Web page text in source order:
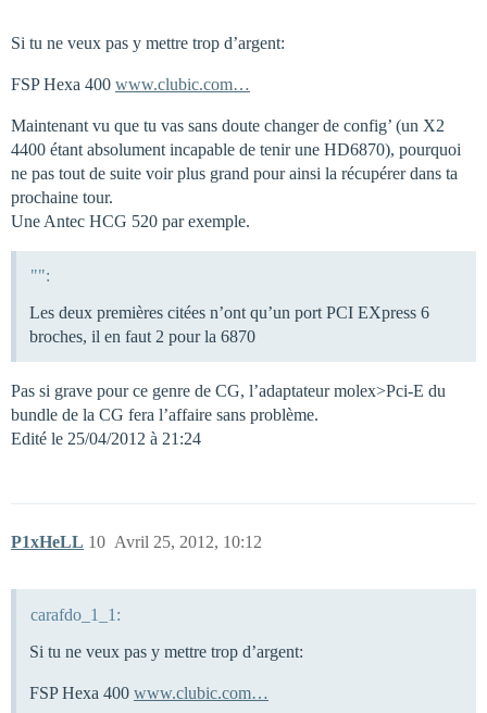
Si tu ne veux pas y mettre trop d’argent:
FSP Hexa 400 www.clubic.com…
Maintenant vu que tu vas sans doute changer de config’ (un X2
4400 étant absolument incapable de tenir une HD6870), pourquoi
ne pas tout de suite voir plus grand pour ainsi la récupérer dans ta
prochaine tour.
Une Antec HCG 520 par exemple.
"":
Les deux premières citées n’ont qu’un port PCI EXpress 6
broches, il en faut 2 pour la 6870
Pas si grave pour ce genre de CG, l’adaptateur molex>Pci-E du
bundle de la CG fera l’affaire sans problème.
Edité le 25/04/2012 à 21:24
P1xHeLL Avril 25, 2012, 10:12
10
carafdo_1_1:
Si tu ne veux pas y mettre trop d’argent:
FSP Hexa 400 www.clubic.com…